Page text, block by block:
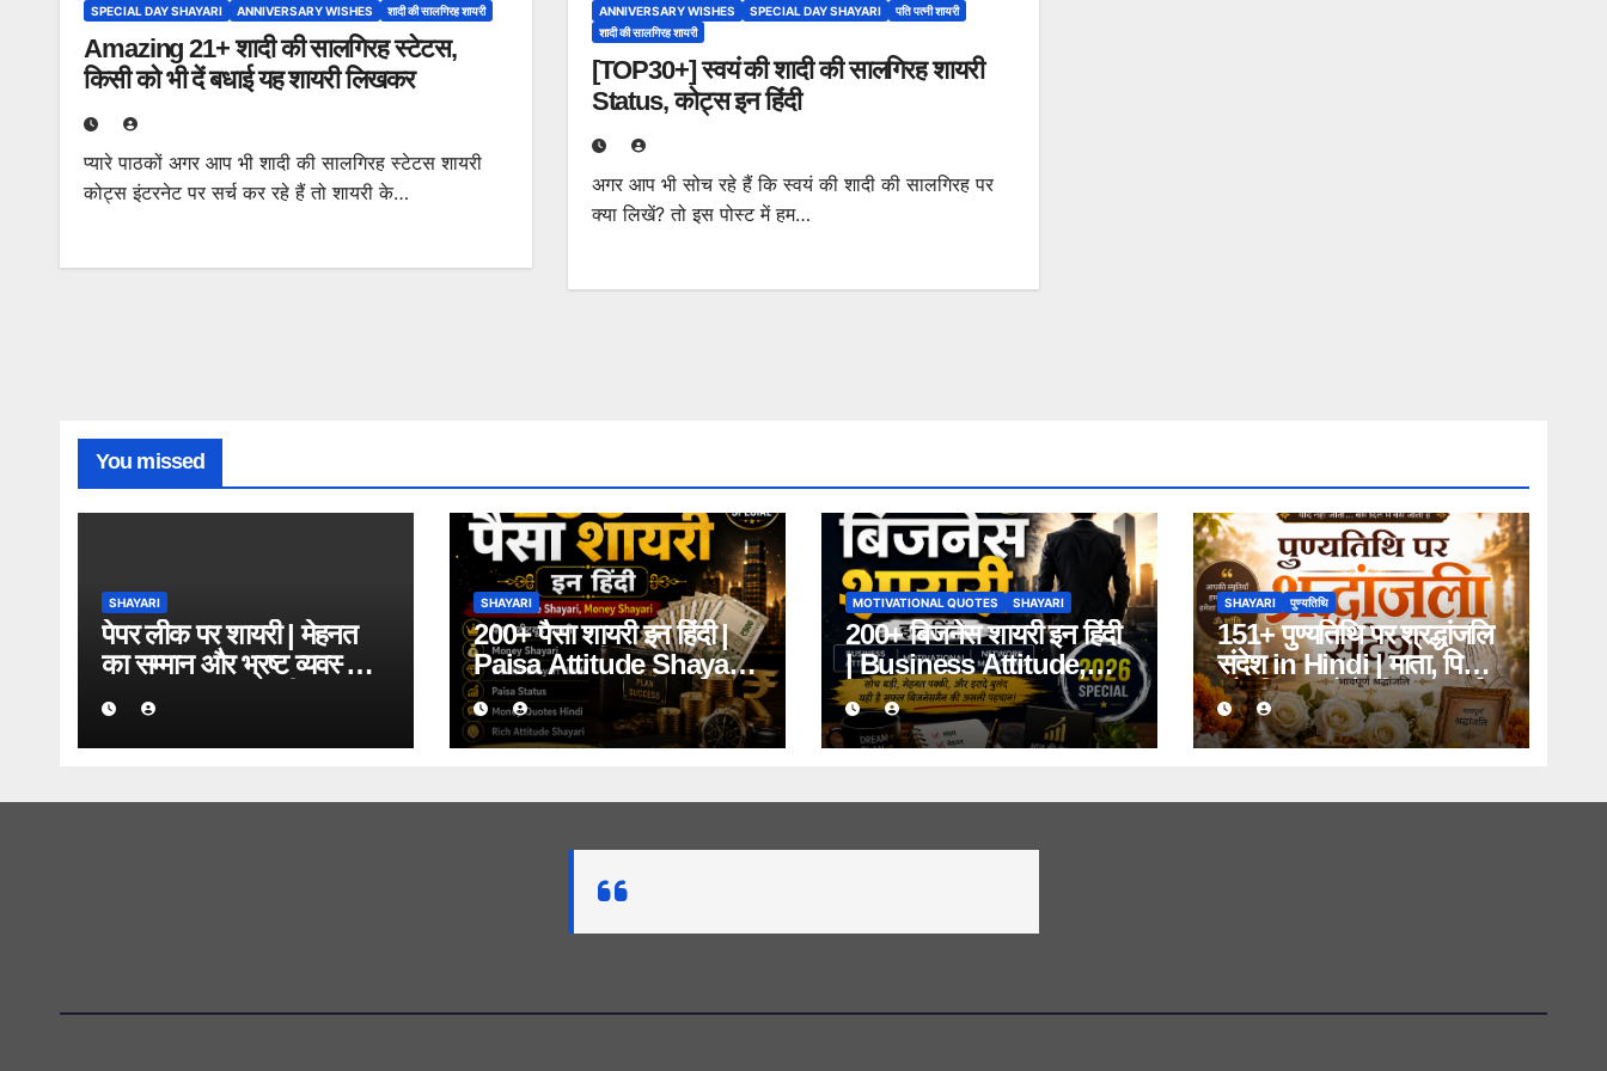
SPECIAL DAY SHAYARI ANNIVERSARY WISHES शादी की सालगिरह शायरी
Amazing 21+ शादी की सालगिरह स्टेटस,
किसी को भी दें बधाई यह शायरी लिखकर
प्यारे पाठकों अगर आप भी शादी की सालगिरह स्टेटस शायरी
कोट्स इंटरनेट पर सर्च कर रहे हैं तो शायरी के…
ANNIVERSARY WISHES SPECIAL DAY SHAYARI
पति पत्नी शायरी
शादी की सालगिरह शायरी
[TOP30+] स्वयं की शादी की सालगिरह शायरी
Status, कोट्स इन हिंदी
अगर आप भी सोच रहे हैं कि स्वयं की शादी की सालगिरह पर
क्या लिखें? तो इस पोस्ट में हम…
You missed
SHAYARI
पेपर लीक पर शायरी | मेहनत
का सम्मान और भ्रष्ट व्यवस्था
पर 50+ दमदार शायरी
SHAYARI
200+ पैसा शायरी इन हिंदी |
Paisa Attitude Shayari,
Money Shayari 2026
MOTIVATIONAL QUOTES SHAYARI
200+ बिजनेस शायरी इन हिंदी
| Business Attitude,
Motivational, Network
Marketing Shayari 2026
SHAYARI पुण्यतिथि
151+ पुण्यतिथि पर श्रद्धांजलि
संदेश in Hindi | माता, पिता
और प्रियजनों के लिए भावपूर्ण
संदेश